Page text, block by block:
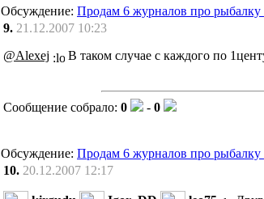
Обсуждение: Продам 6 журналов про рыбалку
9. 21.12.2007 10:23
@Alexej
В таком случае с каждого по
Сообщение собрало: 0 - 0
Обсуждение: Продам 6 журналов про рыбалку
10. 20.12.2007 12:17